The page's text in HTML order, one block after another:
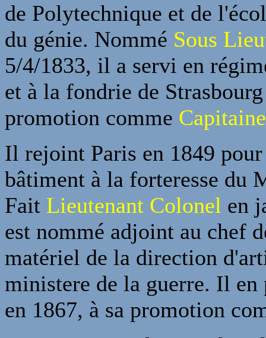
de Polytechnique et de
du génie. Nommé Sous
5/4/1833, il a servi en
et à la fondrie de Strasbourg
promotion comme Capitaine
Il rejoint Paris en 1849
bâtiment à la forteresse du
Fait Lieutenant Colonel en
est nommé adjoint au chef
matériel de la direction
ministere de la guerre. Il en
en 1867, à sa promotion